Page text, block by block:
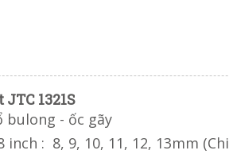
1321S
bulong - ốc gãy
: 8, 9, 10, 11, 12, 13mm